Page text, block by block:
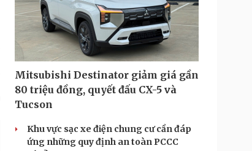
Mitsubishi Destinator giảm giá gần
80 triệu đồng, quyết đấu CX-5 và
Tucson
Khu vực sạc xe điện chung cư cần đáp
ứng những quy định an toàn PCCC